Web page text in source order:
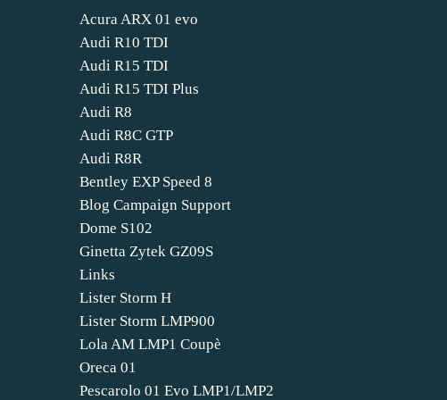
Acura ARX 01 evo
Audi R10 TDI
Audi R15 TDI
Audi R15 TDI Plus
Audi R8
Audi R8C GTP
Audi R8R
Bentley EXP Speed 8
Blog Campaign Support
Dome S102
Ginetta Zytek GZ09S
Links
Lister Storm H
Lister Storm LMP900
Lola AM LMP1 Coupè
Oreca 01
Pescarolo 01 Evo LMP1/LMP2